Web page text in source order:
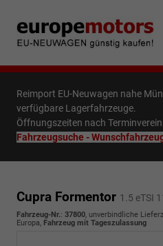
Reimport EU-Neuwagen nahe
verfügbare Lagerfahrzeuge.
Öffnungszeiten nach
Fahrzeugsuche -
Cupra Formentor 1.5 eTSI
Fahrzeug-Nr.: 37800, unverbindliche
Europa, Fahrzeug mit Tageszulassung